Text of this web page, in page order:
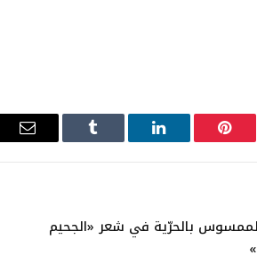
بينتيريستلينكدإن Tumblr
بالحرّية في شعر «الجحيم